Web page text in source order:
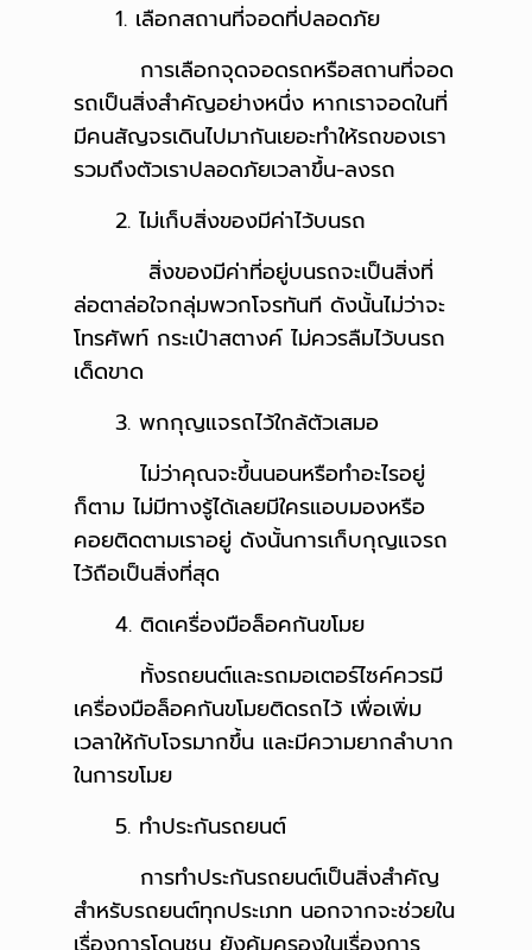
1. เลือกสถานที่จอดที่ปลอดภัย
การเลือกจุดจอดรถหรือสถานที่จอด
รถเป็นสิ่งสำคัญอย่างหนึ่ง หากเราจอดในที่
มีคนสัญจรเดินไปมากันเยอะทำให้รถของเรา
รวมถึงตัวเราปลอดภัยเวลาขึ้น-ลงรถ
2. ไม่เก็บสิ่งของมีค่าไว้บนรถ
สิ่งของมีค่าที่อยู่บนรถจะเป็นสิ่งที่
ล่อตาล่อใจกลุ่มพวกโจรทันที ดังนั้นไม่ว่าจะ
โทรศัพท์ กระเป๋าสตางค์ ไม่ควรลืมไว้บนรถ
เด็ดขาด
3. พกกุญแจรถไว้ใกล้ตัวเสมอ
ไม่ว่าคุณจะขึ้นนอนหรือทำอะไรอยู่
ก็ตาม ไม่มีทางรู้ได้เลยมีใครแอบมองหรือ
คอยติดตามเราอยู่ ดังนั้นการเก็บกุญแจรถ
ไว้ถือเป็นสิ่งที่สุด
4. ติดเครื่องมือล็อคกันขโมย
ทั้งรถยนต์และรถมอเตอร์ไซค์ควรมี
เครื่องมือล็อคกันขโมยติดรถไว้ เพื่อเพิ่ม
เวลาให้กับโจรมากขึ้น และมีความยากลำบาก
ในการขโมย
5. ทำประกันรถยนต์
การทำประกันรถยนต์เป็นสิ่งสำคัญ
สำหรับรถยนต์ทุกประเภท นอกจากจะช่วยใน